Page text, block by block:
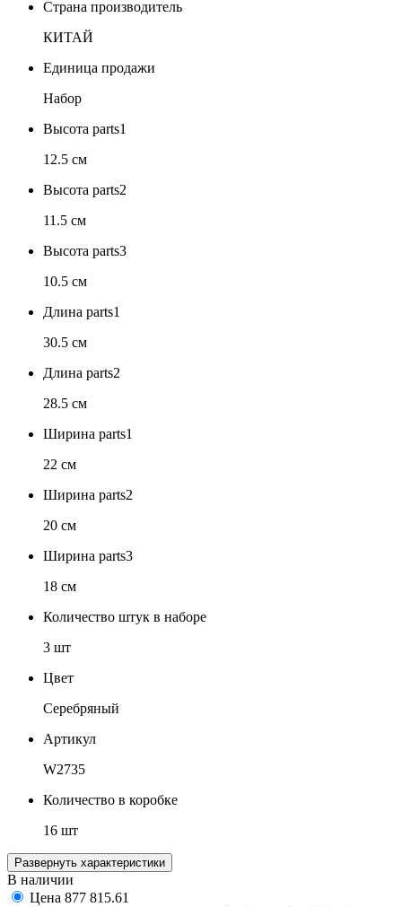
Страна производитель
КИТАЙ
Единица продажи
Набор
Высота parts1
12.5 см
Высота parts2
11.5 см
Высота parts3
10.5 см
Длина parts1
30.5 см
Длина parts2
28.5 см
Ширина parts1
22 см
Ширина parts2
20 см
Ширина parts3
18 см
Количество штук в наборе
3 шт
Цвет
Серебряный
Артикул
W2735
Количество в коробке
16 шт
Развернуть характеристики
В наличии
Цена 877 815.61